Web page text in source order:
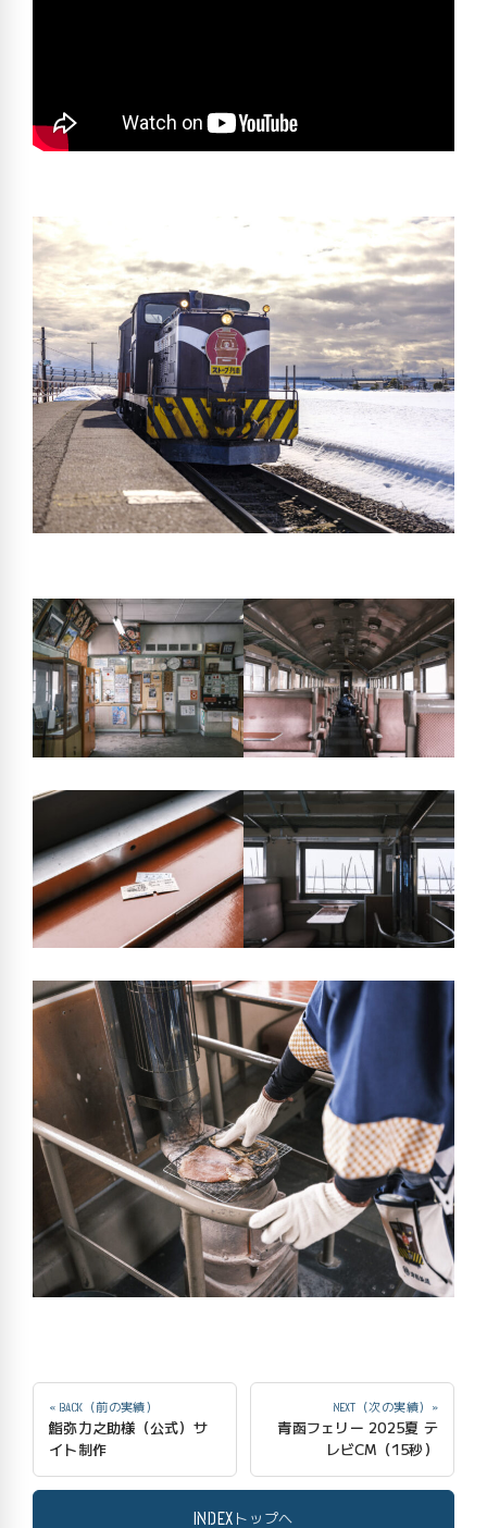
« BACK（前の実績）
鮨弥力之助様（公式）サ
イト制作
INDEX トップへ
NEXT（次の実績）»
青函フェリー 2025夏 テ
レビCM（15秒）